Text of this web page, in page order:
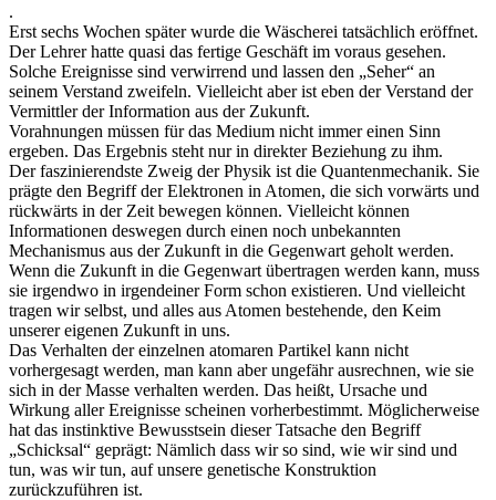
.
Erst sechs Wochen später wurde die Wäscherei tatsächlich eröffnet.
Der Lehrer hatte quasi das fertige Geschäft im voraus gesehen.
Solche Ereignisse sind verwirrend und lassen den „Seher“ an
seinem Verstand zweifeln. Vielleicht aber ist eben der Verstand der
Vermittler der Information aus der Zukunft.
Vorahnungen müssen für das Medium nicht immer einen Sinn
ergeben. Das Ergebnis steht nur in direkter Beziehung zu ihm.
Der faszinierendste Zweig der Physik ist die Quantenmechanik. Sie
prägte den Begriff der Elektronen in Atomen, die sich vorwärts und
rückwärts in der Zeit bewegen können. Vielleicht können
Informationen deswegen durch einen noch unbekannten
Mechanismus aus der Zukunft in die Gegenwart geholt werden.
Wenn die Zukunft in die Gegenwart übertragen werden kann, muss
sie irgendwo in irgendeiner Form schon existieren. Und vielleicht
tragen wir selbst, und alles aus Atomen bestehende, den Keim
unserer eigenen Zukunft in uns.
Das Verhalten der einzelnen atomaren Partikel kann nicht
vorhergesagt werden, man kann aber ungefähr ausrechnen, wie sie
sich in der Masse verhalten werden. Das heißt, Ursache und
Wirkung aller Ereignisse scheinen vorherbestimmt. Möglicherweise
hat das instinktive Bewusstsein dieser Tatsache den Begriff
„Schicksal“ geprägt: Nämlich dass wir so sind, wie wir sind und
tun, was wir tun, auf unsere genetische Konstruktion
zurückzuführen ist.